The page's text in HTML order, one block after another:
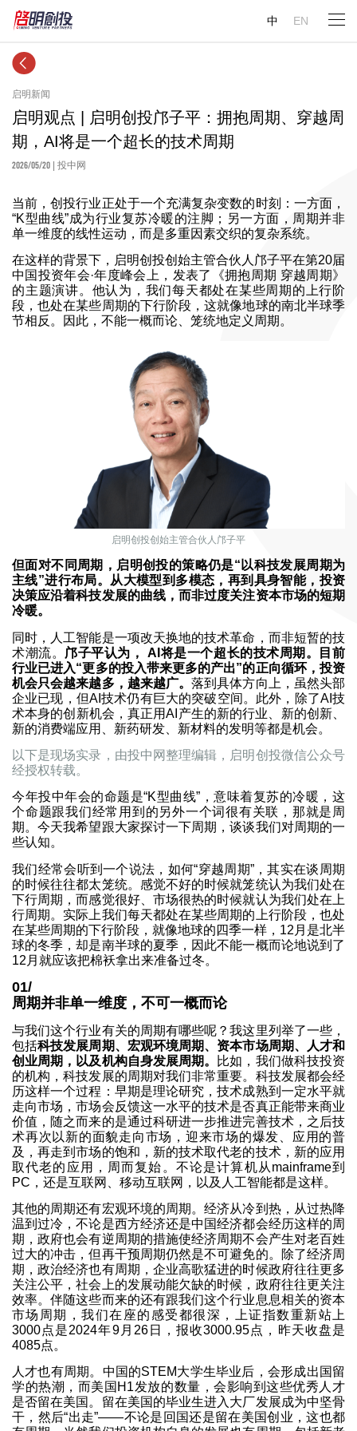
中 EN
启明新闻
启明观点 | 启明创投邝子平：拥抱周期、穿越周
期，AI将是一个超长的技术周期
2026/05/20 | 投中网
当前，创投行业正处于一个充满复杂变数的时刻：一方面，
“K型曲线”成为行业复苏冷暖的注脚；另一方面，周期并非
单一维度的线性运动，而是多重因素交织的复杂系统。
在这样的背景下，启明创投创始主管合伙人邝子平在第20届
中国投资年会·年度峰会上，发表了《拥抱周期 穿越周期》
的主题演讲。他认为，我们每天都处在某些周期的上行阶
段，也处在某些周期的下行阶段，这就像地球的南北半球季
节相反。因此，不能一概而论、笼统地定义周期。
启明创投创始主管合伙人邝子平
但面对不同周期，启明创投的策略仍是“以科技发展周期为
主线”进行布局。从大模型到多模态，再到具身智能，投资
决策应沿着科技发展的曲线，而非过度关注资本市场的短期
冷暖。
同时，人工智能是一项改天换地的技术革命，而非短暂的技
术潮流。 邝子平认为， AI将是一个超长的技术周期。目前
行业已进入“更多的投入带来更多的产出”的正向循环，投资
机会只会越来越多，越来越广。落到具体方向上，虽然头部
企业已现，但AI技术仍有巨大的突破空间。此外，除了AI技
术本身的创新机会，真正用AI产生的新的行业、新的创新、
新的消费端应用、新药研发、新材料的发明等都是机会。
以下是现场实录，由投中网整理编辑，启明创投微信公众号
经授权转载。
今年投中年会的命题是“K型曲线”，意味着复苏的冷暖，这
个命题跟我们经常用到的另外一个词很有关联，那就是周
期。今天我希望跟大家探讨一下周期，谈谈我们对周期的一
些认知。
我们经常会听到一个说法，如何“穿越周期”，其实在谈周期
的时候往往都太笼统。感觉不好的时候就笼统认为我们处在
下行周期，而感觉很好、市场很热的时候就认为我们处在上
行周期。实际上我们每天都处在某些周期的上行阶段，也处
在某些周期的下行阶段，就像地球的四季一样，12月是北半
球的冬季，却是南半球的夏季，因此不能一概而论地说到了
12月就应该把棉袄拿出来准备过冬。
01/
周期并非单一维度，不可一概而论
与我们这个行业有关的周期有哪些呢？我这里列举了一些，
包括科技发展周期、宏观环境周期、资本市场周期、人才和
创业周期，以及机构自身发展周期。
比如，我们做科技投资
的机构，科技发展的周期对我们非常重要。科技发展都会经
历这样一个过程：早期是理论研究，技术成熟到一定水平就
走向市场，市场会反馈这一水平的技术是否真正能带来商业
价值，随之而来的是通过科研进一步推进完善技术，之后技
术再次以新的面貌走向市场，迎来市场的爆发、应用的普
及，再走到市场的饱和，新的技术取代老的技术，新的应用
取代老的应用，周而复始。不论是计算机从mainframe到
PC，还是互联网、移动互联网，以及人工智能都是这样。
其他的周期还有宏观环境的周期。经济从冷到热，从过热降
温到过冷，不论是西方经济还是中国经济都会经历这样的周
期，政府也会有逆周期的措施使经济周期不会产生对老百姓
过大的冲击，但再干预周期仍然是不可避免的。除了经济周
期，政治经济也有周期，企业高歌猛进的时候政府往往更多
关注公平，社会上的发展动能欠缺的时候，政府往往更关注
效率。伴随这些而来的还有跟我们这个行业息息相关的资本
市场周期，我们在座的感受都很深，上证指数重新站上
3000点是2024年9月26日，报收3000.95点，昨天收盘是
4085点。
人才也有周期。中国的STEM大学生毕业后，会形成出国留
学的热潮，而美国H1发放的数量，会影响到这些优秀人才
是否留在美国。留在美国的毕业生进入大厂发展成为中坚骨
干，然后“出走”——不论是回国还是留在美国创业，这也都